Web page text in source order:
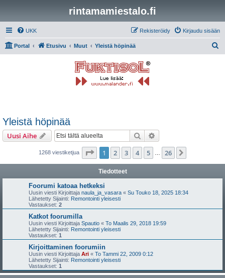
rintamamiestalo.fi
UKK Kirjaudu sisään
Rekisteröidy
Portal Etusivu Muut Yleistä höpinää
Yleistä höpinää
Uusi Aihe Etsi
1268 viestiketjua Sivu /26
1 2 3 4 5 26
Tiedotteet
Foorumi katoaa hetkeksi
Uusin viesti Kirjoittaja naula_ja_vasara « Su Touko 18, 2025 18:34
Lähetetty Sijainti: Remontointi yleisesti
Vastaukset: 2
Katkot foorumilla
Uusin viesti Kirjoittaja Spautio « To Maalis 29, 2018 19:59
Lähetetty Sijainti: Remontointi yleisesti
Vastaukset: 1
Kirjoittaminen foorumiin
Uusin viesti Kirjoittaja Ari « To Tammi 22, 2009 0:12
Lähetetty Sijainti: Remontointi yleisesti
Vastaukset: 1